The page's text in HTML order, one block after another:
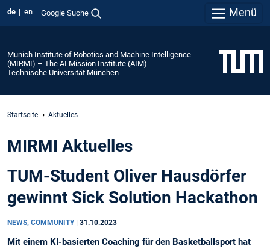
de en Google Suche Menü
Munich Institute of Robotics and Machine Intelligence
(MIRMI) – The AI Mission Institute (AIM)
Technische Universität München
Startseite Aktuelles
MIRMI Aktuelles
TUM-Student Oliver Hausdörfer
gewinnt Sick Solution Hackathon
NEWS, COMMUNITY 31.10.2023
Mit einem KI-basierten Coaching für den Basketballsport hat